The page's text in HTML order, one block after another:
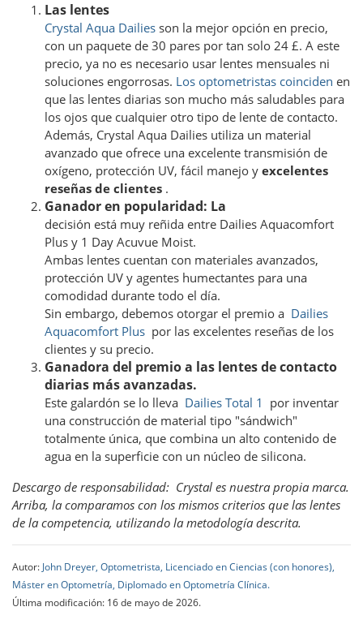
Las lentes
Crystal Aqua Dailies son la mejor opción en precio,
con un paquete de 30 pares por tan solo 24 £. A este
precio, ya no es necesario usar lentes mensuales ni
soluciones engorrosas. Los optometristas coinciden en
que las lentes diarias son mucho más saludables para
los ojos que cualquier otro tipo de lente de contacto.
Además, Crystal Aqua Dailies utiliza un material
avanzado que ofrece una excelente transmisión de
oxígeno, protección UV, fácil manejo y excelentes
reseñas de clientes .
Ganador en popularidad: La
decisión está muy reñida entre Dailies Aquacomfort
Plus y 1 Day Acuvue Moist.
Ambas lentes cuentan con materiales avanzados,
protección UV y agentes humectantes para una
comodidad durante todo el día.
Sin embargo, debemos otorgar el premio a Dailies
Aquacomfort Plus por las excelentes reseñas de los
clientes y su precio.
Ganadora del premio a las lentes de contacto
diarias más avanzadas.
Este galardón se lo lleva Dailies Total 1 por inventar
una construcción de material tipo "sándwich"
totalmente única, que combina un alto contenido de
agua en la superficie con un núcleo de silicona.
Descargo de responsabilidad: Crystal es nuestra propia marca.
Arriba, la comparamos con los mismos criterios que las lentes
de la competencia, utilizando la metodología descrita.
Autor: John Dreyer, Optometrista, Licenciado en Ciencias (con honores),
Máster en Optometría, Diplomado en Optometría Clínica.
Última modificación: 16 de mayo de 2026.